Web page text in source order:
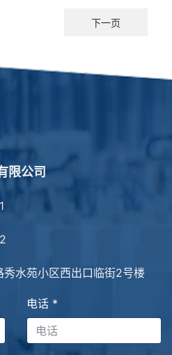
下一页
限公司
水苑小区西出口临街2号楼
电话 *